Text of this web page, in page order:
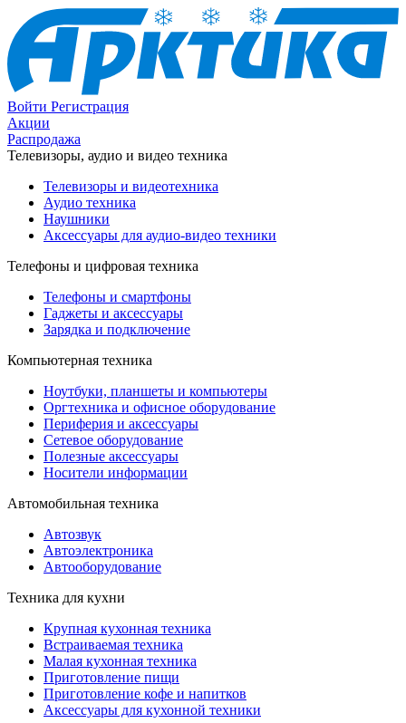
Войти Регистрация
Акции
Распродажа
Телевизоры, аудио и видео техника
Телевизоры и видеотехника
Аудио техника
Наушники
Аксессуары для аудио-видео техники
Телефоны и цифровая техника
Телефоны и смартфоны
Гаджеты и аксессуары
Зарядка и подключение
Компьютерная техника
Ноутбуки, планшеты и компьютеры
Оргтехника и офисное оборудование
Периферия и аксессуары
Cетевое оборудование
Полезные аксессуары
Носители информации
Автомобильная техника
Автозвук
Автоэлектроника
Автооборудование
Техника для кухни
Крупная кухонная техника
Встраиваемая техника
Малая кухонная техника
Приготовление пищи
Приготовление кофе и напитков
Аксессуары для кухонной техники